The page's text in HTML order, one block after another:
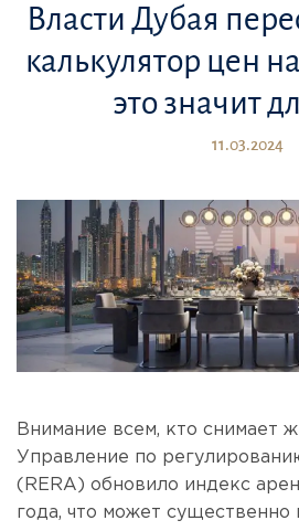
Власти Дубая
калькулятор цен
это значит
11.03.2024
Внимание всем, кто снимает
Управление по
(RERA) обновило индекс
года, что может существенно